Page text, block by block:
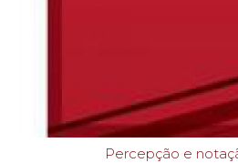
Percepção e